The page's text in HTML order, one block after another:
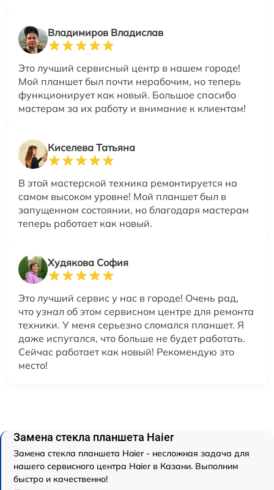
Владимиров Владислав
Это лучший сервисный центр в нашем городе!
Мой планшет был почти нерабочим, но теперь
функционирует как новый. Большое спасибо
мастерам за их работу и внимание к клиентам!
Киселева Татьяна
В этой мастерской техника ремонтируется на
самом высоком уровне! Мой планшет был в
запущенном состоянии, но благодаря мастерам
теперь работает как новый.
Худякова София
Это лучший сервис у нас в городе! Очень рад,
что узнал об этом сервисном центре для ремонта
техники. У меня серьезно сломался планшет. Я
даже испугался, что больше не будет работать.
Сейчас работает как новый! Рекомендую это
место!
Замена стекла планшета Haier
Замена стекла планшета Haier - несложная задача для
нашего сервисного центра Haier в Казани. Выполним
быстро и качественно!